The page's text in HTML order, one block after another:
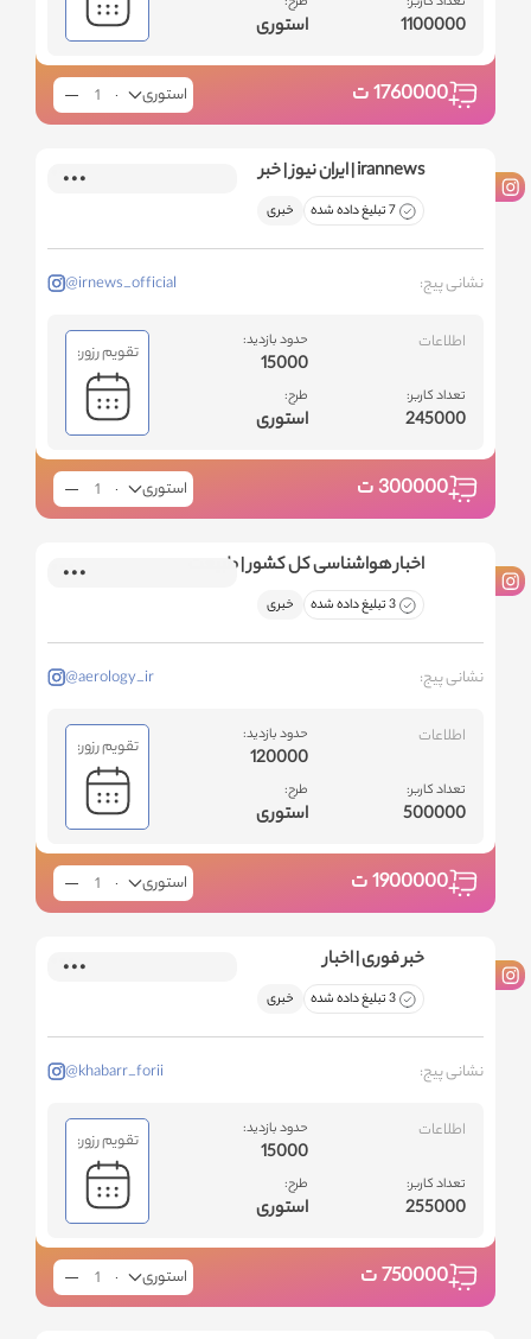
1100000 استوری
1760000ت استوری
irannews | ایران نیوز | خبر
7 تبلیغ داده شده خبری
نشانی پیج: @irnews_official
اطلاعات
تعداد کاربر:
245000
حدود بازدید:
15000
طرح:
استوری
تقویم رزور:
300000ت استوری
اخبار هواشناسی کل کشور | طبیعت
3 تبلیغ داده شده خبری
نشانی پیج: @aerology_ir
اطلاعات
تعداد کاربر:
500000
حدود بازدید:
120000
طرح:
استوری
تقویم رزور:
1900000ت استوری
خبر فوری | اخبار
3 تبلیغ داده شده خبری
نشانی پیج: @khabarr_forii
اطلاعات
تعداد کاربر:
255000
حدود بازدید:
15000
طرح:
استوری
تقویم رزور:
750000ت استوری